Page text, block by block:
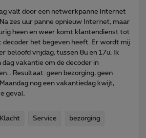
valt door een netwerkpanne Internet
zes uur panne opnieuw Internet, maar
heen en weer komt klantendienst tot
het begeven heeft. Er wordt mij
beloofd vrijdag, tussen 8u en 17u. Ik
dag vakantie om de decoder in
Resultaat: geen bezorging, geen
nog een vakantiedag kwijt,
geval.
Klacht Service bezorging